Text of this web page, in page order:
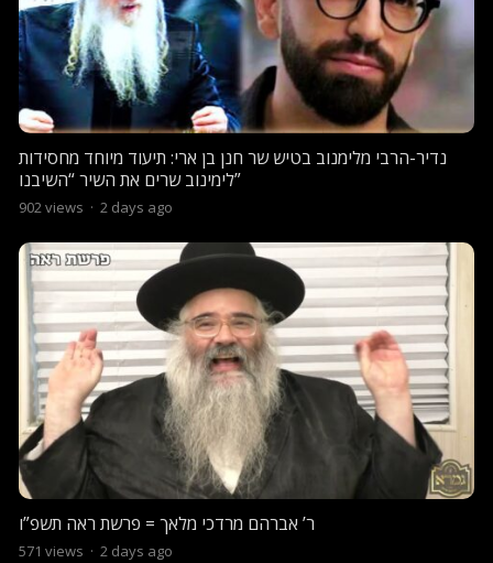
נדיר-הרבי מלימנוב בטיש שר חנן בן ארי: תיעוד מיוחד מחסידות
לימינוב שרים את השיר “השיבנו”
902views · 2 days ago
ר’ אברהם מרדכי מלאך = פרשת ראה תשפ”ו
571 views · 2 days ago